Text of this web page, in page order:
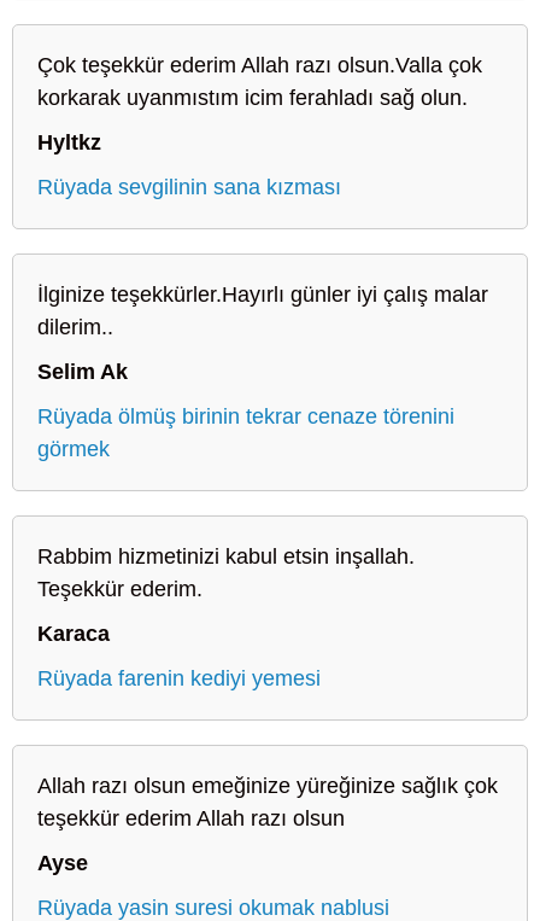
Çok teşekkür ederim Allah razı olsun.Valla çok
korkarak uyanmıstım icim ferahladı sağ olun.
Hyltkz
Rüyada sevgilinin sana kızması
İlginize teşekkürler.Hayırlı günler iyi çalış malar
dilerim..
Selim Ak
Rüyada ölmüş birinin tekrar cenaze törenini
görmek
Rabbim hizmetinizi kabul etsin inşallah.
Teşekkür ederim.
Karaca
Rüyada farenin kediyi yemesi
Allah razı olsun emeğinize yüreğinize sağlık çok
teşekkür ederim Allah razı olsun
Ayse
Rüyada yasin suresi okumak nablusi